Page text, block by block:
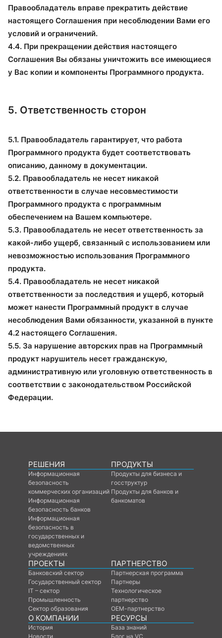
Правообладатель вправе прекратить действие
настоящего Соглашения при несоблюдении Вами его
условий и ограничений.
4.4. При прекращении действия настоящего
Соглашения Вы обязаны уничтожить все имеющиеся
у Вас копии и компоненты Программного продукта.
5. Ответственность сторон
5.1. Правообладатель гарантирует, что работа
Программного продукта будет соответствовать
описанию, данному в документации.
5.2. Правообладатель не несет никакой
ответственности в случае несовместимости
Программного продукта с программным
обеспечением на Вашем компьютере.
5.3. Правообладатель не несет ответственность за
какой-либо ущерб, связанный с использованием или
невозможностью использования Программного
продукта.
5.4. Правообладатель не несет никакой
ответственности за последствия и ущерб, который
может нанести Программный продукт в случае
несоблюдения Вами обязанности, указанной в пункте
4.2 настоящего Соглашения.
5.5. За нарушение авторских прав на Программный
продукт нарушитель несет гражданскую,
административную или уголовную ответственность в
соответствии с законодательством Российской
Федерации.
РЕШЕНИЯ
Информационная
безопасность
коммерческих организаций
Информационная
безопасность банков
Информационная
безопасность в
государственных и
ведомственных
учреждениях
ПРОДУКТЫ
Продукты для бизнеса и
госструктур
Продукты для банков и
банкоматов
ПРОЕКТЫ
Банковский сектор
Государственный сектор
IT – сектор
Промышленность
Сектор образования
ПАРТНЕРСТВО
Партнерская программа
Партнеры
Технологическое
партнерство
ОЕМ-партнерство
О КОМПАНИИ
История
Новости
РЕСУРСЫ
База знаний
Блог на VC